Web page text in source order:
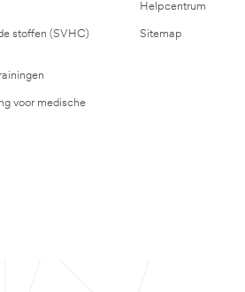
stoffen (SVHC)
voor medische
Helpcentrum
Sitemap